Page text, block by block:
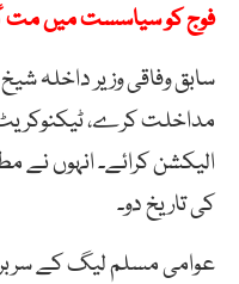
فوج کو سیاسست میں مت
سابق وفاقی وزیر داخلہ
مداخلت کرے،
الیکشن کرائے۔ انہوں نے
کی تاریخ دو۔
عوامی مسلم لیگ کے